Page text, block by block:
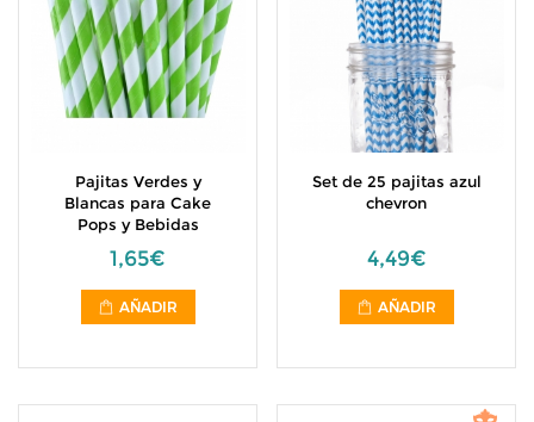
Pajitas Verdes y
Blancas para Cake
Pops y Bebidas
1,65€
AÑADIR
Set de 25 pajitas azul
chevron
4,49€
AÑADIR